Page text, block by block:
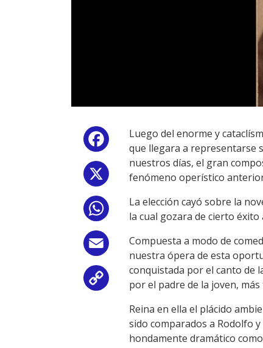
Facebook
WhatsApp
Email
Copy
Link
Luego del enorme y
que llegara a representarse
nuestros días, el gran
fenómeno operístico
La elección cayó sobre la
la cual gozara de cierto éxito
Compuesta a modo de
nuestra ópera de esta
conquistada por el canto de
por el padre de la joven,
Reina en ella el plácido
sido comparados a Rodolfo
hondamente dramático